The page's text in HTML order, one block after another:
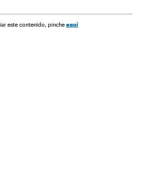
este contenido, pinche aquí